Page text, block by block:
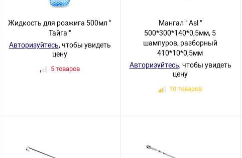
Жидкость для розжига 500мл "
Тайга "
Авторизуйтесь, чтобы увидеть
цену
5 товаров
Мангал " Asl "
500*300*140*0,5мм, 5
шампуров, разборный
410*10*0,5мм
Авторизуйтесь, чтобы увидеть
цену
10 товаров